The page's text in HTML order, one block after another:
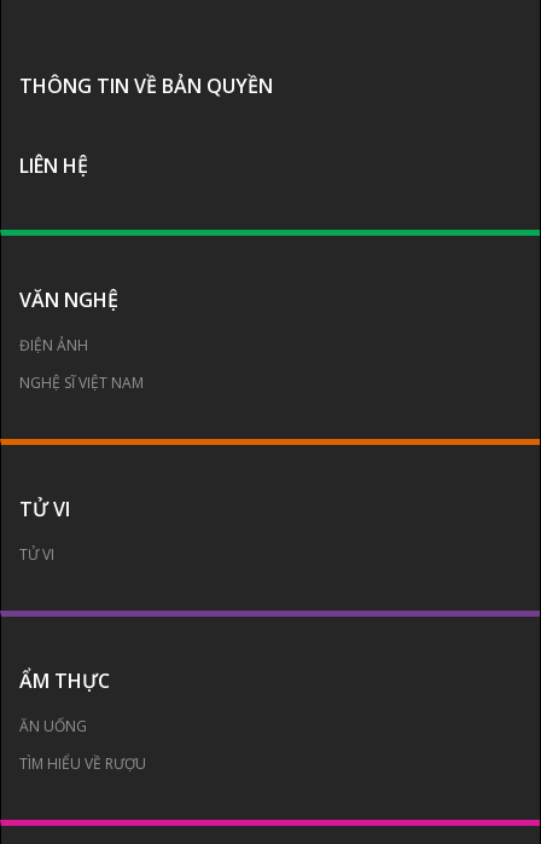
THÔNG TIN VỀ BẢN QUYỀN
LIÊN HỆ
VĂN NGHỆ
ĐIỆN ẢNH
NGHỆ SĨ VIỆT NAM
TỬ VI
TỬ VI
ẨM THỰC
ĂN UỐNG
TÌM HIỂU VỀ RƯỢU